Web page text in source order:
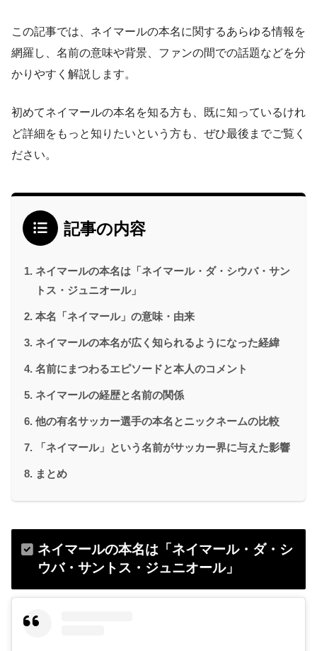
この記事では、ネイマールの本名に関するあらゆる情報を
網羅し、名前の意味や背景、ファンの間での話題などを分
かりやすく解説します。​
初めてネイマールの本名を知る方も、既に知っているけれ
ど詳細をもっと知りたいという方も、ぜひ最後までご覧く
ださい。
記事の内容
ネイマールの本名は「ネイマール・ダ・シウバ・サン
トス・ジュニオール」
本名「ネイマール」の意味・由来
ネイマールの本名が広く知られるようになった経緯
名前にまつわるエピソードと本人のコメント
ネイマールの経歴と名前の関係
他の有名サッカー選手の本名とニックネームの比較
「ネイマール」という名前がサッカー界に与えた影響
まとめ
ネイマールの本名は「ネイマール・ダ・シ
ウバ・サントス・ジュニオール」